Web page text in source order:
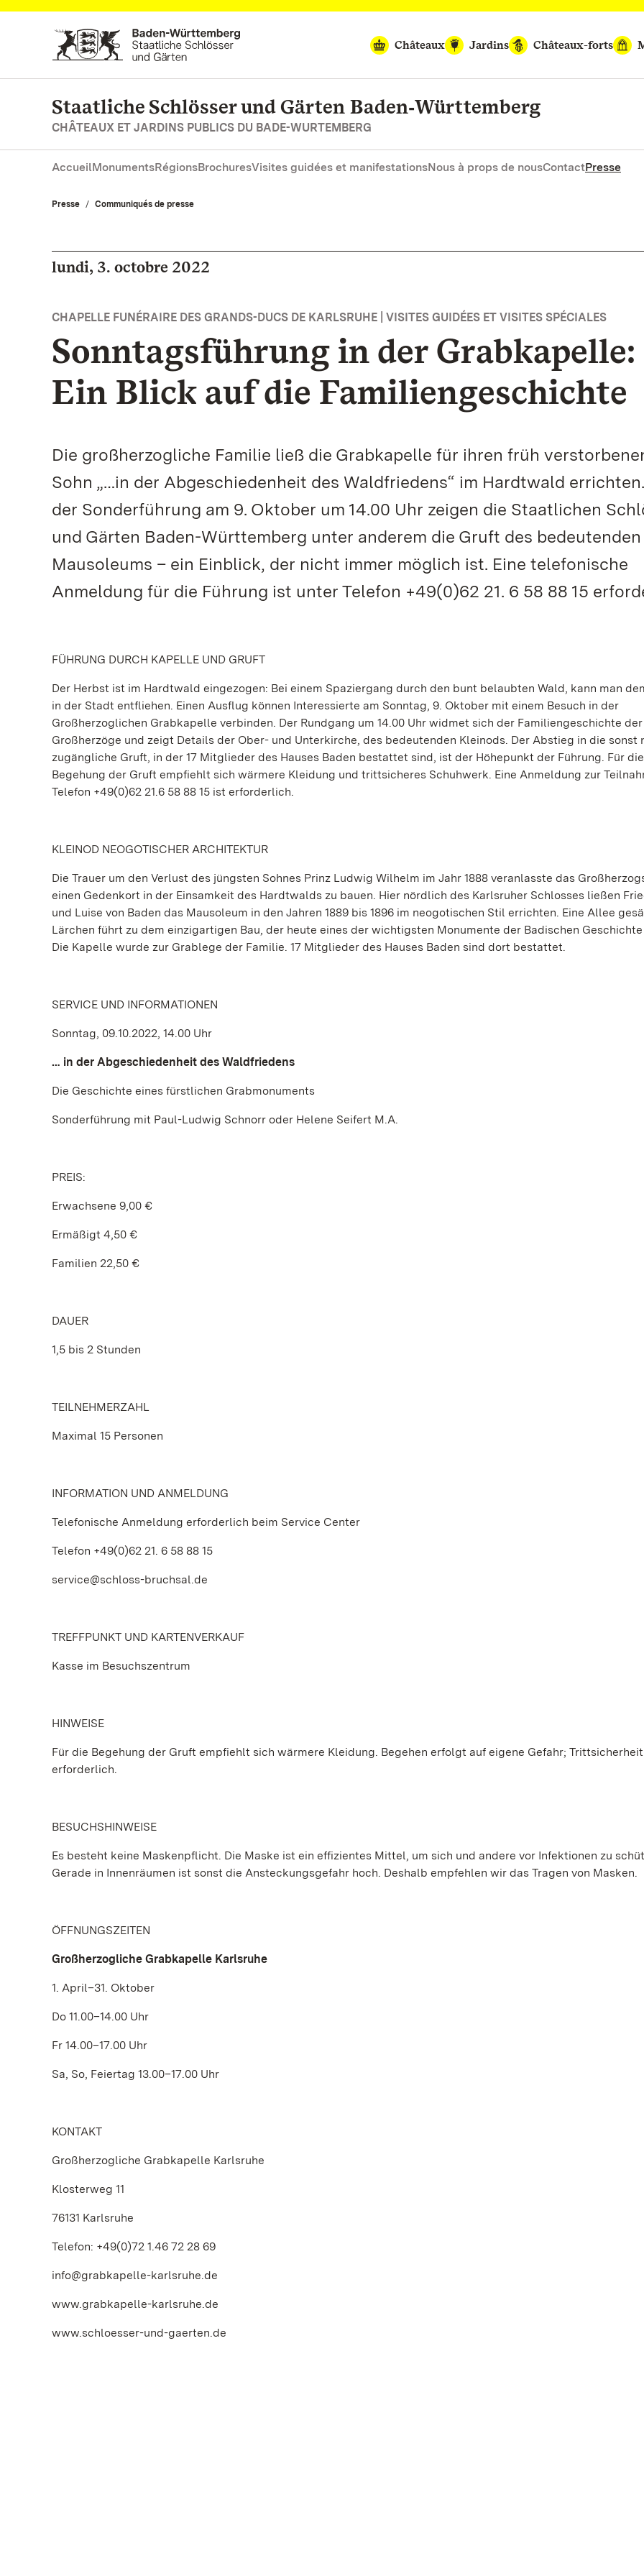
Vers la page d’accueil
Châteaux
Jardins Châteaux-forts
Staatliche Schlösser und Gärten Baden‑Württemberg
CHÂTEAUX ET JARDINS PUBLICS DU BADE-WURTEMBERG
AccueilMonumentsRégionsBrochuresVisites guidées et manifestationsNous à props de nousContactPresse
Presse Communiqués de presse
lundi, 3. octobre 2022
CHAPELLE FUNÉRAIRE DES GRANDS-DUCS DE KARLSRUHE | VISITES GUIDÉES ET VISITES SPÉCIALES
Sonntagsführung in der Grabkapelle:
Ein Blick auf die Familiengeschichte
Die großherzogliche Familie ließ die Grabkapelle für ihren früh
Sohn „…in der Abgeschiedenheit des Waldfriedens“ im Hardtwald
der Sonderführung am 9. Oktober um 14.00 Uhr zeigen die Staatlichen
und Gärten Baden-Württemberg unter anderem die Gruft des bedeutenden
Mausoleums – ein Einblick, der nicht immer möglich ist. Eine telefonische
Anmeldung für die Führung ist unter Telefon +49(0)62 21. 6 58 88 15
FÜHRUNG DURCH KAPELLE UND GRUFT
Der Herbst ist im Hardtwald eingezogen: Bei einem Spaziergang durch den bunt belaubten Wald, kann man
in der Stadt entfliehen. Einen Ausflug können Interessierte am Sonntag, 9. Oktober mit einem Besuch in der
Großherzoglichen Grabkapelle verbinden. Der Rundgang um 14.00 Uhr widmet sich der Familiengeschichte der
Großherzöge und zeigt Details der Ober- und Unterkirche, des bedeutenden Kleinods. Der Abstieg in die sonst
zugängliche Gruft, in der 17 Mitglieder des Hauses Baden bestattet sind, ist der Höhepunkt der Führung. Für die
Begehung der Gruft empfiehlt sich wärmere Kleidung und trittsicheres Schuhwerk. Eine Anmeldung zur
Telefon +49(0)62 21.6 58 88 15 ist erforderlich.
KLEINOD NEOGOTISCHER ARCHITEKTUR
Die Trauer um den Verlust des jüngsten Sohnes Prinz Ludwig Wilhelm im Jahr 1888 veranlasste das
einen Gedenkort in der Einsamkeit des Hardtwalds zu bauen. Hier nördlich des Karlsruher Schlosses ließen
und Luise von Baden das Mausoleum in den Jahren 1889 bis 1896 im neogotischen Stil errichten. Eine Allee
Lärchen führt zu dem einzigartigen Bau, der heute eines der wichtigsten Monumente der Badischen
Die Kapelle wurde zur Grablege der Familie. 17 Mitglieder des Hauses Baden sind dort bestattet.
SERVICE UND INFORMATIONEN
Sonntag, 09.10.2022, 14.00 Uhr
… in der Abgeschiedenheit des Waldfriedens
Die Geschichte eines fürstlichen Grabmonuments
Sonderführung mit Paul-Ludwig Schnorr oder Helene Seifert M.A.
PREIS:
Erwachsene 9,00 €
Ermäßigt 4,50 €
Familien 22,50 €
DAUER
1,5 bis 2 Stunden
TEILNEHMERZAHL
Maximal 15 Personen
INFORMATION UND ANMELDUNG
Telefonische Anmeldung erforderlich beim Service Center
Telefon +49(0)62 21. 6 58 88 15
service@schloss-bruchsal.de
TREFFPUNKT UND KARTENVERKAUF
Kasse im Besuchszentrum
HINWEISE
Für die Begehung der Gruft empfiehlt sich wärmere Kleidung. Begehen erfolgt auf eigene Gefahr; Trittsicherheit
erforderlich.
BESUCHSHINWEISE
Es besteht keine Maskenpflicht. Die Maske ist ein effizientes Mittel, um sich und andere vor Infektionen zu
Gerade in Innenräumen ist sonst die Ansteckungsgefahr hoch. Deshalb empfehlen wir das Tragen von Masken.
ÖFFNUNGSZEITEN
Großherzogliche Grabkapelle Karlsruhe
1. April–31. Oktober
Do 11.00–14.00 Uhr
Fr 14.00–17.00 Uhr
Sa, So, Feiertag 13.00–17.00 Uhr
KONTAKT
Großherzogliche Grabkapelle Karlsruhe
Klosterweg 11
76131 Karlsruhe
Telefon: +49(0)72 1.46 72 28 69
info@grabkapelle-karlsruhe.de
www.grabkapelle-karlsruhe.de
www.schloesser-und-gaerten.de